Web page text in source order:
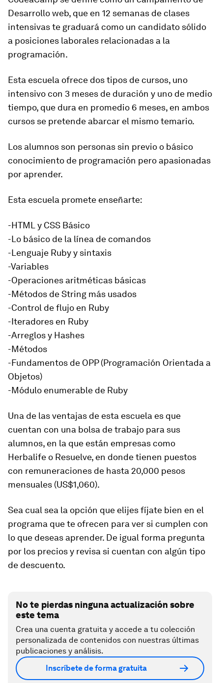
Desarrollo web, que en 12 semanas de clases
intensivas te graduará como un candidato sólido
a posiciones laborales relacionadas a la
programación.
Esta escuela ofrece dos tipos de cursos, uno
intensivo con 3 meses de duración y uno de medio
tiempo, que dura en promedio 6 meses, en ambos
cursos se pretende abarcar el mismo temario.
Los alumnos son personas sin previo o básico
conocimiento de programación pero apasionadas
por aprender.
Esta escuela promete enseñarte:
-HTML y CSS Básico
-Lo básico de la línea de comandos
-Lenguaje Ruby y sintaxis
-Variables
-Operaciones aritméticas básicas
-Métodos de String más usados
-Control de flujo en Ruby
-Iteradores en Ruby
-Arreglos y Hashes
-Métodos
-Fundamentos de OPP (Programación Orientada a
Objetos)
-Módulo enumerable de Ruby
Una de las ventajas de esta escuela es que
cuentan con una bolsa de trabajo para sus
alumnos, en la que están empresas como
Herbalife o Resuelve, en donde tienen puestos
con remuneraciones de hasta 20,000 pesos
mensuales (US$1,060).
Sea cual sea la opción que elijes fíjate bien en el
programa que te ofrecen para ver si cumplen con
lo que deseas aprender. De igual forma pregunta
por los precios y revisa si cuentan con algún tipo
de descuento.
No te pierdas ninguna actualización sobre
este tema
Crea una cuenta gratuita y accede a tu colección
personalizada de contenidos con nuestras últimas
publicaciones y análisis.
Inscríbete de forma gratuita